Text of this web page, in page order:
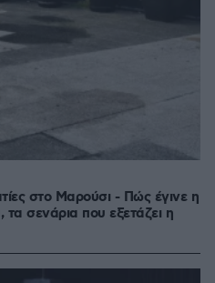
στο Μαρούσι - Πώς έγινε η
σενάρια που εξετάζει η